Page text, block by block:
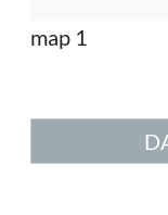
map 1